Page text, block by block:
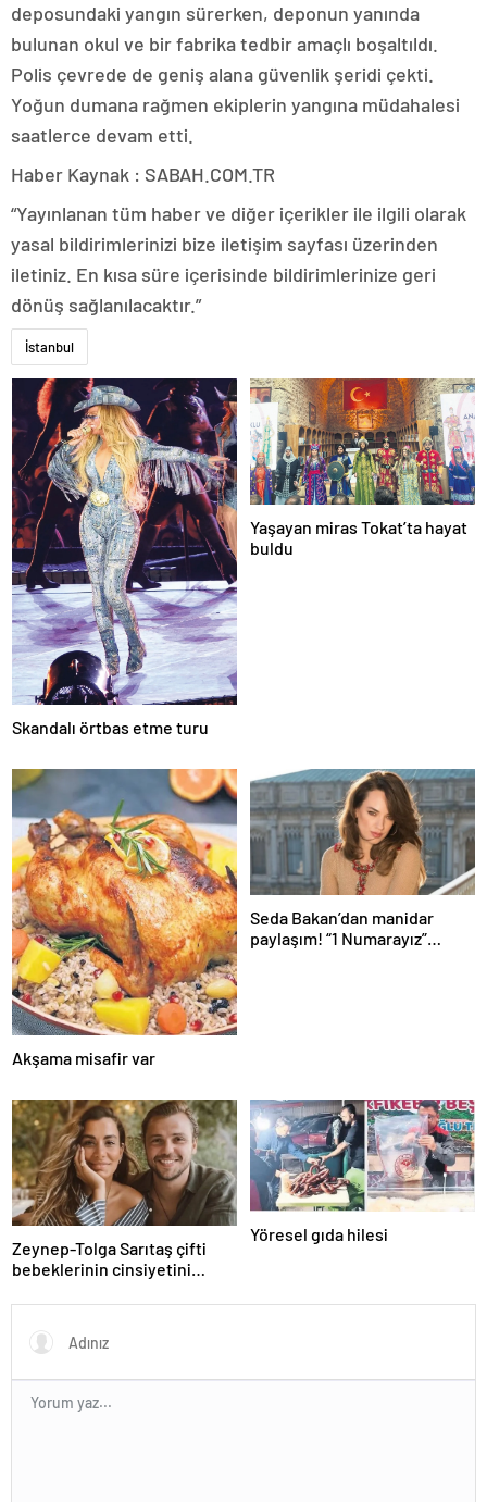
deposundaki yangın sürerken, deponun yanında
bulunan okul ve bir fabrika tedbir amaçlı boşaltıldı.
Polis çevrede de geniş alana güvenlik şeridi çekti.
Yoğun dumana rağmen ekiplerin yangına müdahalesi
saatlerce devam etti.
Haber Kaynak : SABAH.COM.TR
“Yayınlanan tüm haber ve diğer içerikler ile ilgili olarak
yasal bildirimlerinizi bize iletişim sayfası üzerinden
iletiniz. En kısa süre içerisinde bildirimlerinize geri
dönüş sağlanılacaktır.”
İstanbul
Skandalı örtbas etme turu
Yaşayan miras Tokat’ta hayat
buldu
Akşama misafir var
Seda Bakan’dan manidar
paylaşım! “1 Numarayız”
Zeynep-Tolga Sarıtaş çifti
bebeklerinin cinsiyetini
Yöresel gıda hilesi